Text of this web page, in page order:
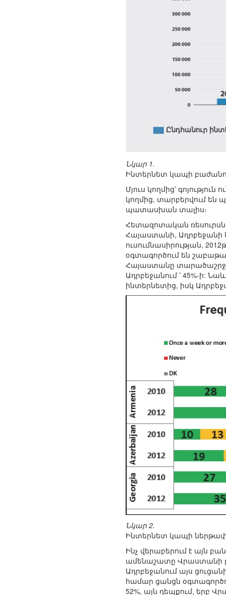
Նկար 1.
Ինտերնետ կապի
Մյուս կողմից՝
կողմից, տարբերվում են
պատասխան տալիս։
Հետազոտական
Հայաստանի, Ադրբեջանի
ուսումնասիրության,
օգտագործում են
Հայաստանը
Ադրբեջանում ՝ 45%-ի:
ինտերնետից, իսկ
Նկար 2.
Ինտերնետ կապի
Ինչ վերաբերում է այն
ամենաշատը Վրաստանի
Ադրբեջանում այս
համար ցանցն
52%, այն դեպքում, երբ